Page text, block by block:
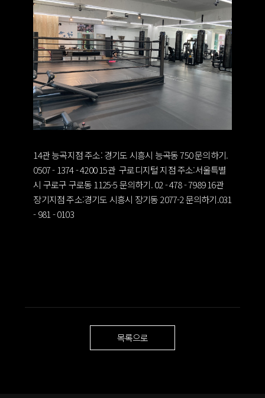
14관 능곡지점주소: 경기도 시흥시 능곡동 750문의하기.
0507 - 1374 - 420015관 구로디지털 지점주소:서울특별
시 구로구 구로동 1125-5문의하기. 02 - 478 - 798916관
장기지점주소:경기도 시흥시 장기동 2077-2문의하기.031
- 981 - 0103
목록으로